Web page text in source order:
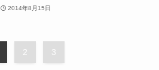
2014年8月15日
2 3